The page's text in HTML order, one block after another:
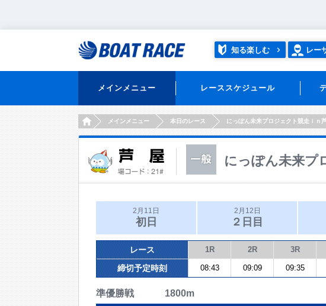
知る楽しむ レー
メインメニュー レーススケジュール
HOMEメインメニュー 本日のレース にっぽん未来プロジェクト競走ｉｎ
にっぽん未来プ
2月11日
初日
2月12日
２日目
レース 1R 2R 3R
締切予定時刻 08:43 09:09 09:35
準優勝戦 1800m